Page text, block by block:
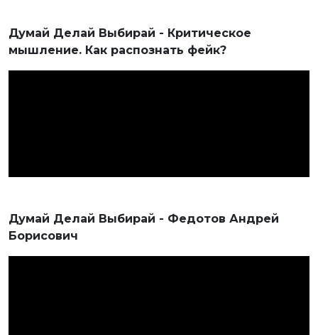
Думай Делай Выбирай - Критическое
мышление. Как распознать фейк?
Думай Делай Выбирай - Федотов Андрей
Борисович